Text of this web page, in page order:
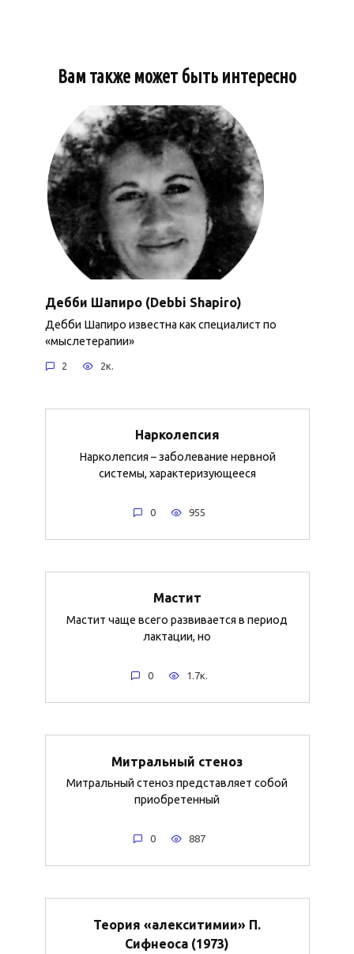
Вам также может быть интересно
Дебби Шапиро (Debbi Shapiro)
Дебби Шапиро известна как специалист по
«мыслетерапии»
2 2к.
Нарколепсия
Нарколепсия – заболевание нервной
системы, характеризующееся
0 955
Мастит
Мастит чаще всего развивается в период
лактации, но
0 1.7к.
Митральный стеноз
Митральный стеноз представляет собой
приобретенный
0 887
Теория «алекситимии» П.
Сифнеоса (1973)